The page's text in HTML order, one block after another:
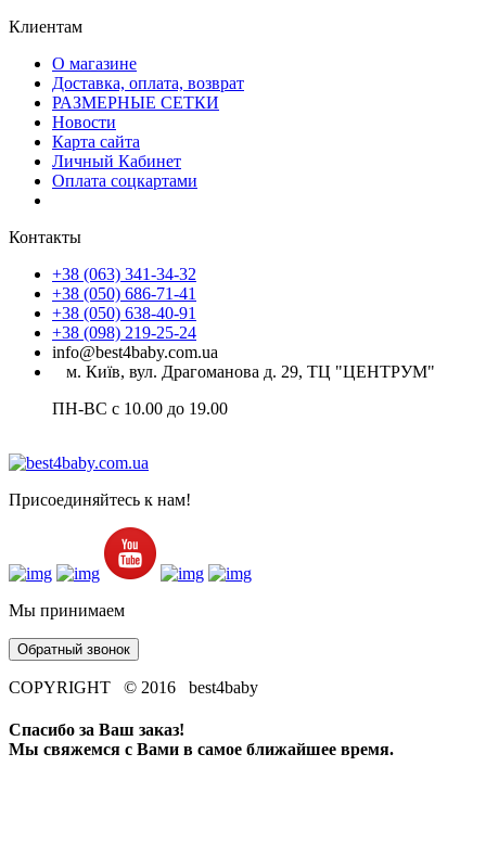
Клиентам
О магазине
Доставка, оплата, возврат
РАЗМЕРНЫЕ СЕТКИ
Новости
Карта сайта
Личный Кабинет
Оплата соцкартами
Контакты
+38 (063) 341-34-32
+38 (050) 686-71-41
+38 (050) 638-40-91
+38 (098) 219-25-24
info@best4baby.com.ua
м. Київ, вул. Драгоманова д. 29, ТЦ "ЦЕНТРУМ"
ПН-ВС с 10.00 до 19.00
Присоединяйтесь к нам!
Мы принимаем
Обратный звонок
COPYRIGHT © 2016 best4baby
Спасибо за Ваш заказ!
Мы свяжемся с Вами в самое ближайшее время.